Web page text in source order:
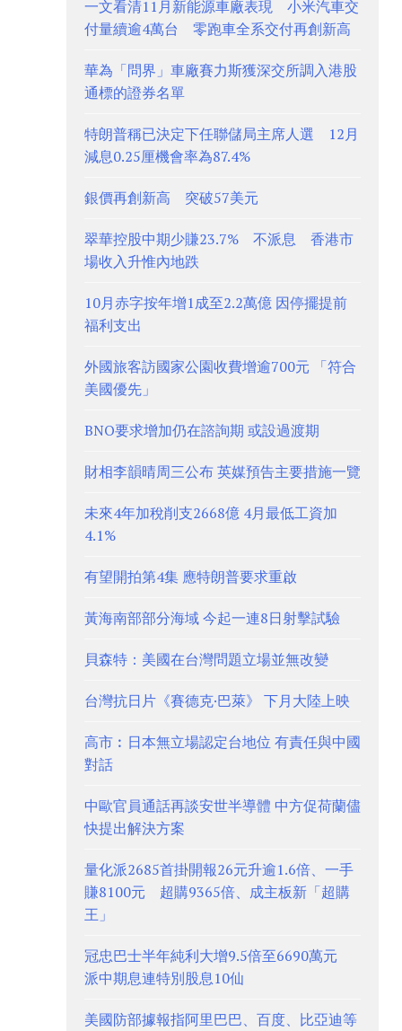
一文看清11月新能源車廠表現 小米汽車交
付量續逾4萬台 零跑車全系交付再創新高
華為「問界」車廠賽力斯獲深交所調入港股
通標的證券名單
特朗普稱已決定下任聯儲局主席人選 12月
減息0.25厘機會率為87.4%
銀價再創新高 突破57美元
翠華控股中期少賺23.7% 不派息 香港市
場收入升惟內地跌
10月赤字按年增1成至2.2萬億 因停擺提前
福利支出
外國旅客訪國家公園收費增逾700元 「符合
美國優先」
BNO要求增加仍在諮詢期 或設過渡期
財相李韻晴周三公布 英媒預告主要措施一覽
未來4年加稅削支2668億 4月最低工資加
4.1%
有望開拍第4集 應特朗普要求重啟
黃海南部部分海域 今起一連8日射擊試驗
貝森特：美國在台灣問題立場並無改變
台灣抗日片《賽德克·巴萊》 下月大陸上映
高市︰日本無立場認定台地位 有責任與中國
對話
中歐官員通話再談安世半導體 中方促荷蘭儘
快提出解決方案
量化派2685首掛開報26元升逾1.6倍、一手
賺8100元 超購9365倍、成主板新「超購
王」
冠忠巴士半年純利大增9.5倍至6690萬元
派中期息連特別股息10仙
美國防部據報指阿里巴巴、百度、比亞迪等